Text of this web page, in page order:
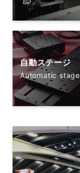
自動ステージ
Automatic stage